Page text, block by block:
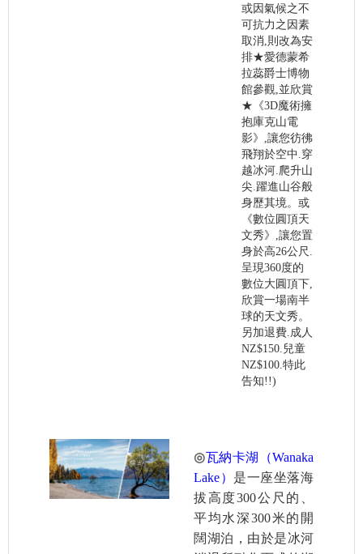
或因氣候之不
可抗力之因素
取消,則改為安
排★愛德蒙希
拉蕊爵士博物
館參觀,並欣賞
★《3D魔術擁
抱庫克山電
影》,讓您彷彿
飛翔於空中.穿
越冰河.爬升山
尖.躍進山谷般
身歷其境。或
《數位圓頂天
文秀》,讓您置
身於高26公尺.
呈現360度的
數位大圓頂下,
欣賞一場南半
球的天文秀。
另加退費.成人
NZ$150.兒童
NZ$100.特此
告知!!)
◎瓦納卡湖（Wanaka
Lake） 是一座坐落海
拔高度300公尺的、
平均水深300米的開
闊湖泊，由於是冰河